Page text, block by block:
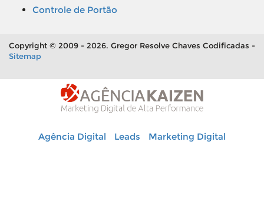
Controle de Portão
Copyright © 2009 - 2026. Gregor Resolve Chaves Codificadas -
Sitemap
Agência Digital Leads Marketing Digital